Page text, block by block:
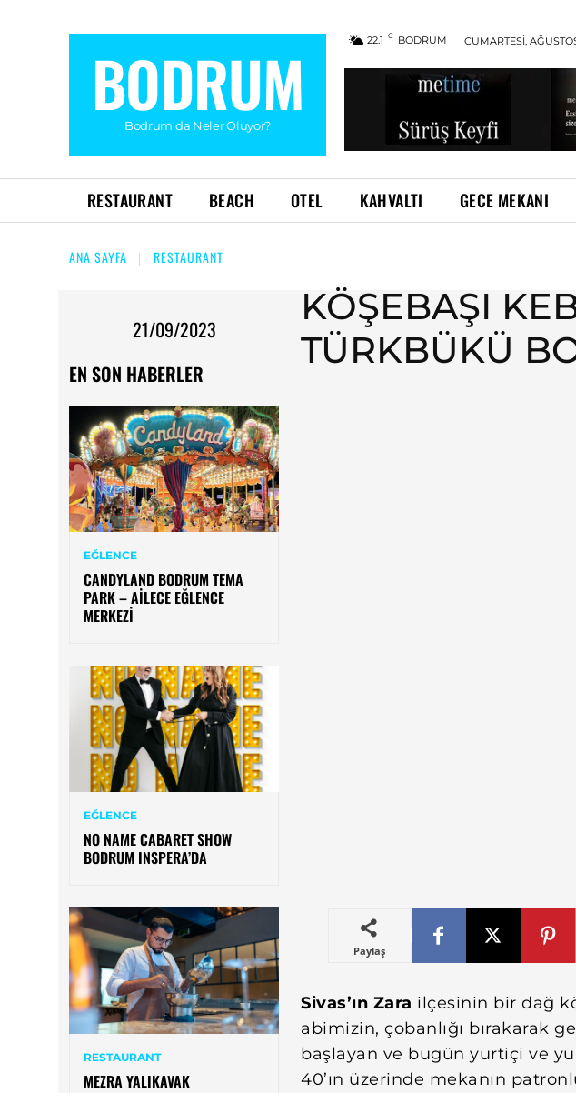
BODRUM
Bodrum'da Neler Oluyor?
22.1 C BODRUM CUMARTESI,
RESTAURANT BEACH OTEL KAHVALTI GECE MEKANI
ANA SAYFA RESTAURANT
21/09/2023
EN SON HABERLER
EĞLENCE
CANDYLAND BODRUM TEMA
PARK – AILECE EĞLENCE
MERKEZI
EĞLENCE
NO NAME CABARET SHOW
BODRUM INSPERA’DA
RESTAURANT
MEZRA YALIKAVAK
KÖŞEBAŞI
TÜRKBÜKÜ
Paylaş
Sivas’ın Zara ilçesinin bir dağ
abimizin, çobanlığı bırakarak
başlayan ve bugün yurtiçi ve
40’ın üzerinde mekanın